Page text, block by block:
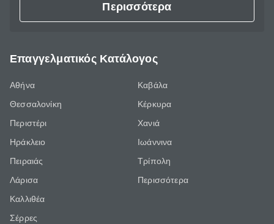
Περισσότερα
Επαγγελματικός Κατάλογος
Αθήνα
Θεσσαλονίκη
Περιστέρι
Ηράκλειο
Πειραιάς
Λάρισα
Καλλιθέα
Σέρρες
Καβάλα
Κέρκυρα
Χανιά
Ιωάννινα
Τρίπολη
Περισσότερα